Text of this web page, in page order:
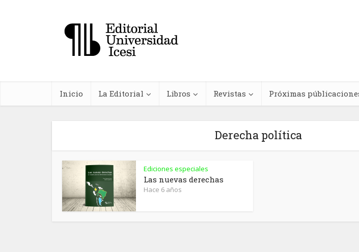
Inicio La Editorial Libros Revistas Próximas
Derecha política
Ediciones especiales
Las nuevas derechas
Hace 6 años
Interacciones
medicamentos